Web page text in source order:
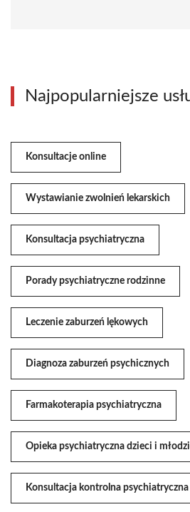
Najpopularniejsze
Konsultacje online
Wystawianie zwolnień lekarskich
Konsultacja psychiatryczna
Porady psychiatryczne rodzinne
Leczenie zaburzeń lękowych
Diagnoza zaburzeń psychicznych
Farmakoterapia psychiatryczna
Opieka psychiatryczna dzieci i
Konsultacja kontrolna psychiatryczna